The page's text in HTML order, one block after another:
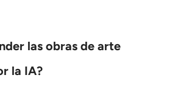
las obras de arte
la IA?